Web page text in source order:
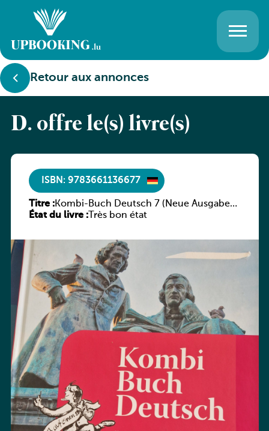
Retour aux annonces
D. offre le(s) livre(s)
ISBN: 9783661136677
Titre :Kombi-Buch Deutsch 7 (Neue Ausgabe
Luxemburg)
État du livre :Très bon état